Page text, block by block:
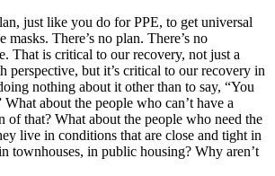
just like you do for PPE, to get universal
masks. There’s no plan. There’s no
That is critical to our recovery, not just a
perspective, but it’s critical to our recovery in
nothing about it other than to say, “You
about the people who can’t have a
of that? What about the people who need the
live in conditions that are close and tight in
townhouses, in public housing? Why aren’t